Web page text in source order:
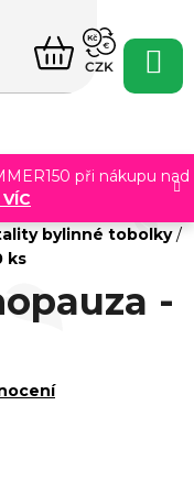
při nákupu nad
NÁKUPNÍ
KOŠÍK
CZK
bylinné tobolky /
ks
-